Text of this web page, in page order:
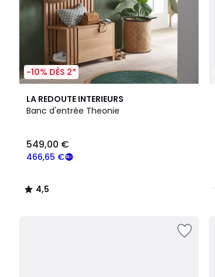
-10% DÈS 2*
LA REDOUTE INTERIEURS
Banc d'entrée Theonie
466,65 €
549,00 €
4,5
/ 5
4,5
/